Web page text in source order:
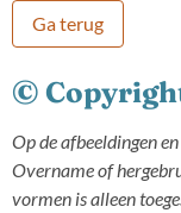
Ga terug
©
Op de afbeeldingen
Overname of
vormen is alleen